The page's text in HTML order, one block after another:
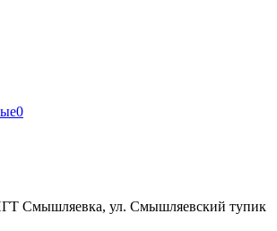
0
Смышляевка, ул. Смышляевский тупик